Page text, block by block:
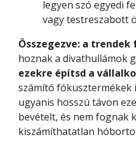
legyen szó egyedi
vagy testreszabott
Összegezve: a trendek
hoznak a divathullámok
ezekre építsd a
számító fókusztermékek
ugyanis hosszú távon
bevételt, és nem fognak
kiszámíthatatlan